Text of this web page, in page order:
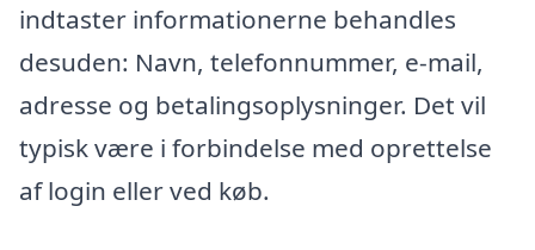
indtaster informationerne behandles
desuden: Navn, telefonnummer, e-mail,
adresse og betalingsoplysninger. Det vil
typisk være i forbindelse med oprettelse
af login eller ved køb.